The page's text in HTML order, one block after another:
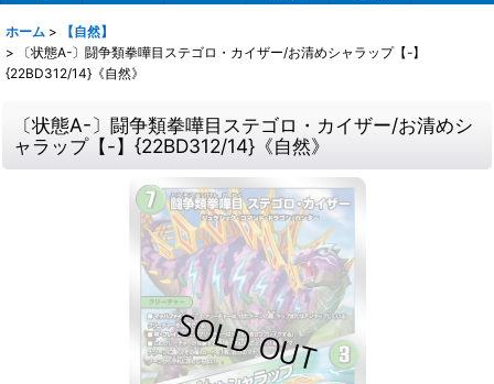
ホーム >
【自然】
>
〔状態A-〕闘争類拳嘩目ステゴロ・カイザー/お清めシャラップ【-】
{22BD312/14}《自然》
〔状態A-〕闘争類拳嘩目ステゴロ・カイザー/お清めシ
ャラップ【-】{22BD312/14}《自然》